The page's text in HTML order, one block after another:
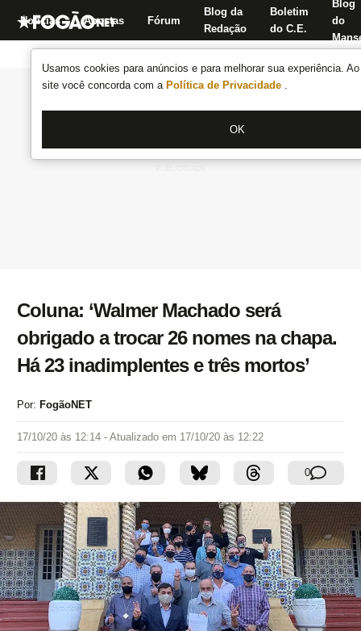
Usamos cookies para anúncios e para melhorar sua experiência.
site você concorda com a Política de Privacidade .
OK
Notícias Apostas Fórum
Blog da
Redação
Boletim
do C.E.
Blog
do
Coluna: ‘Walmer Machado será
obrigado a trocar 26 nomes na chapa.
Há 23 inadimplentes e três mortos’
Por: FogãoNET
17/10/20 às 12:14 - Atualizado em 17/10/20 às 12:22
0